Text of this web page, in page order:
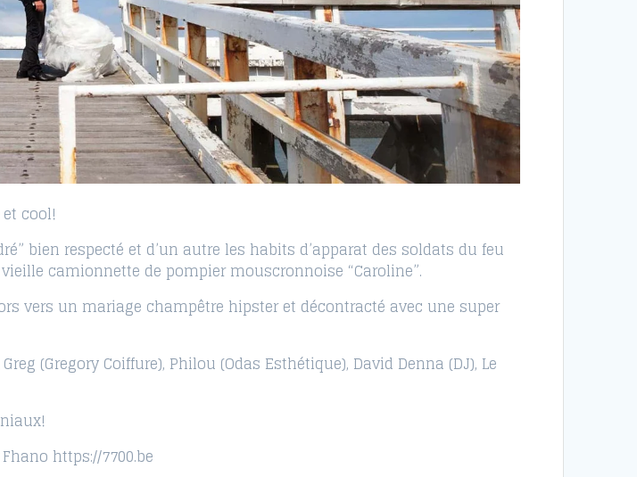
cool!
bien respecté et d’un autre les habits d’apparat des soldats du feu
camionnette de pompier mouscronnoise “Caroline”.
vers un mariage champêtre hipster et décontracté avec une super
(Gregory Coiffure), Philou (Odas Esthétique), David Denna (DJ), Le
https://7700.be